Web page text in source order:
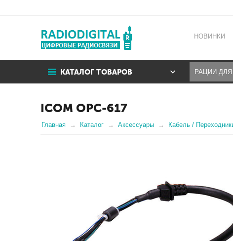
НОВИНКИ
КАТАЛОГ ТОВАРОВ
ICOM OPC-617
Главная Каталог Аксессуары Кабель /